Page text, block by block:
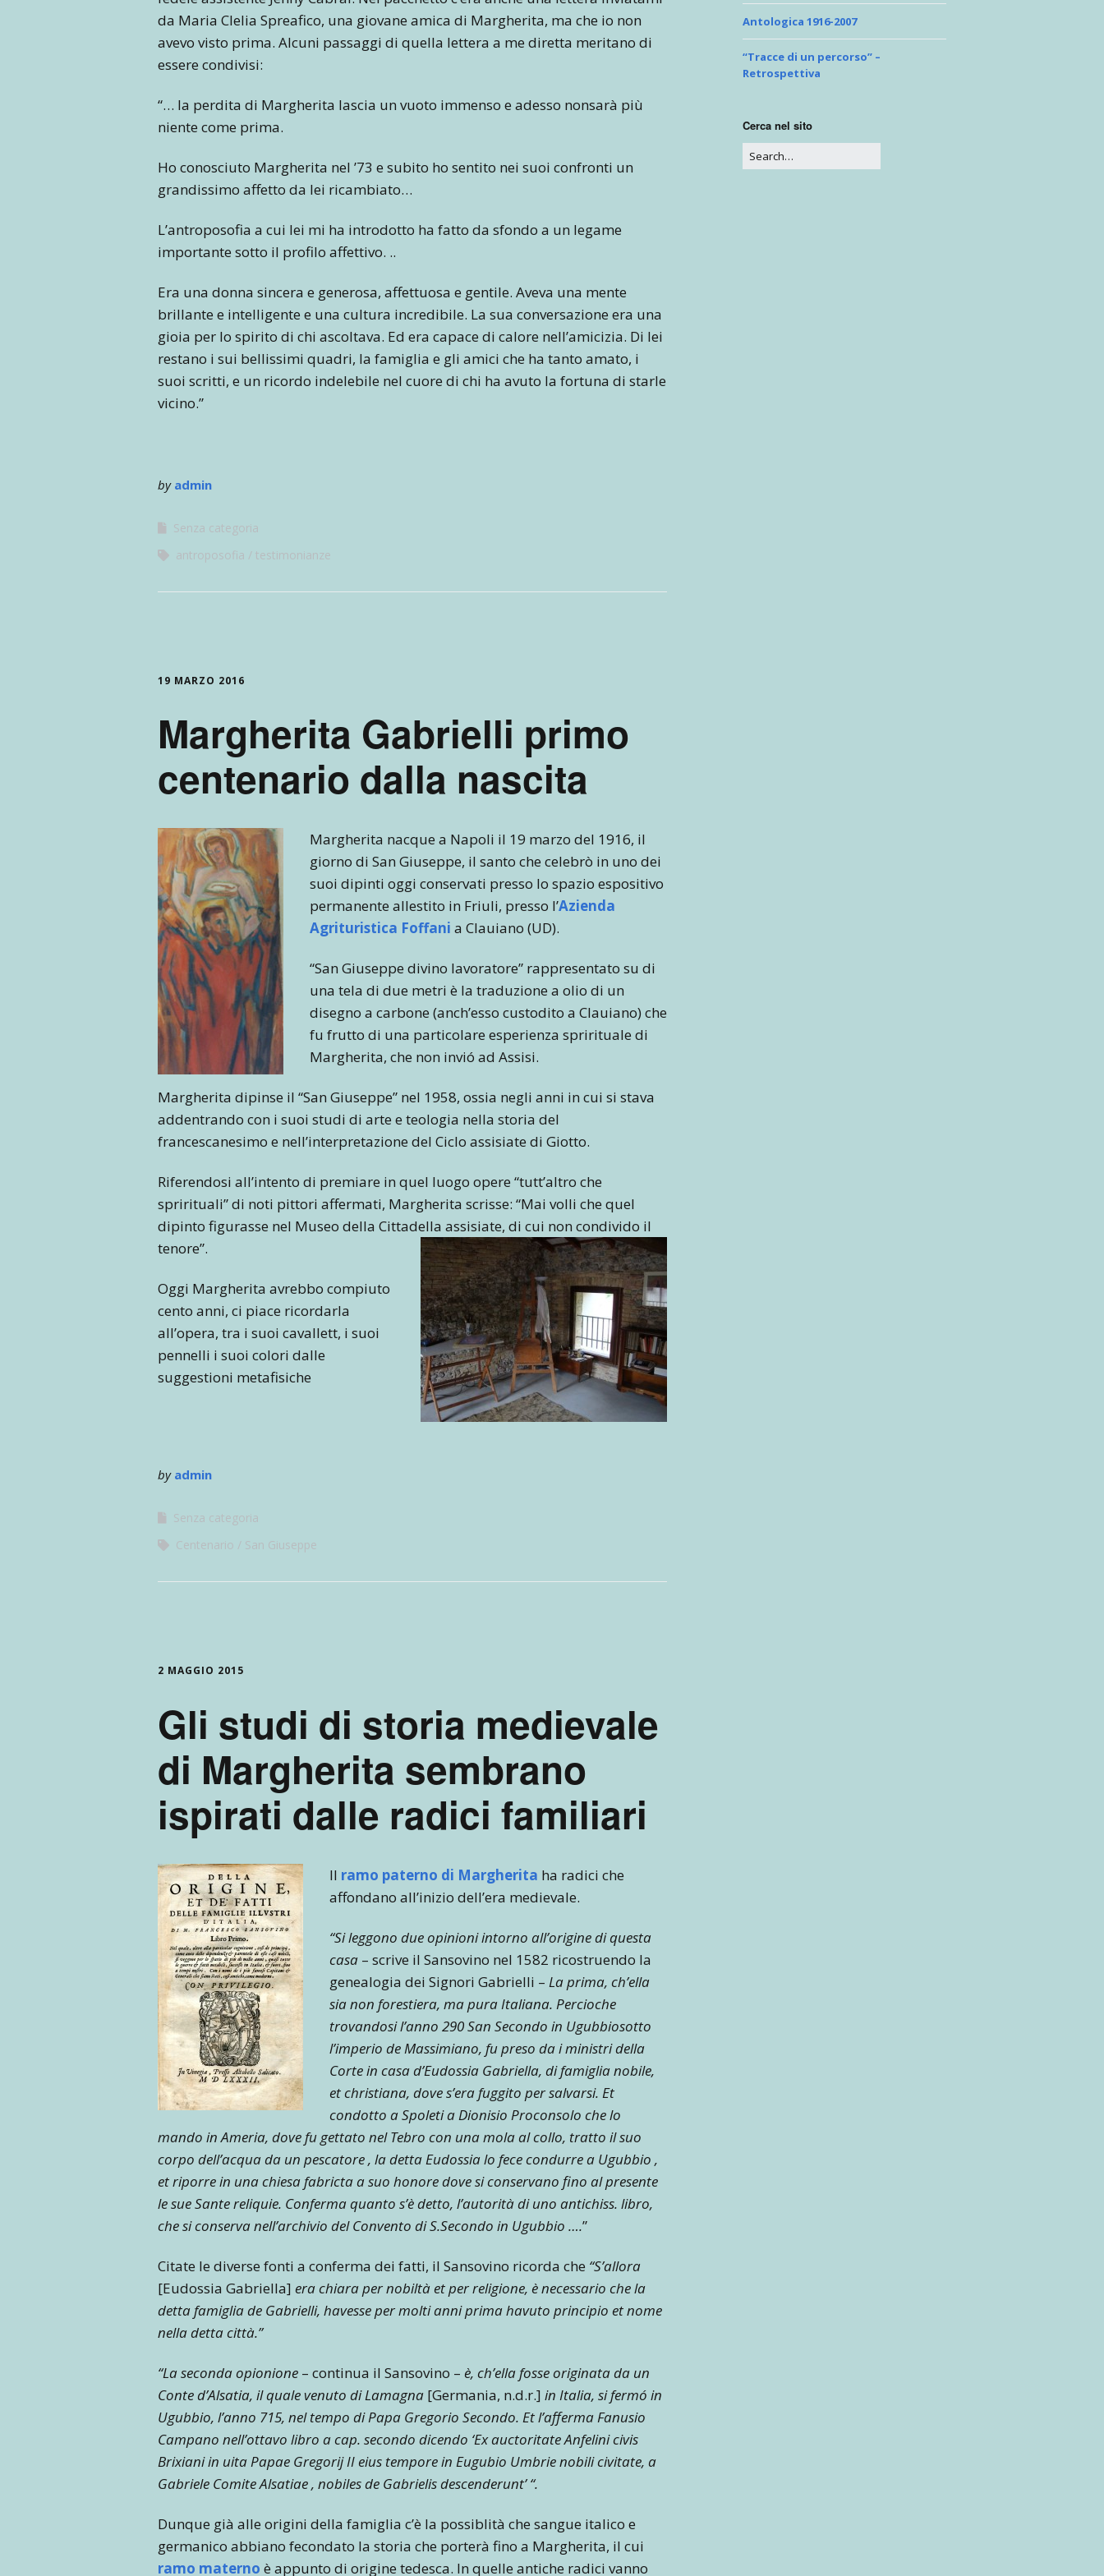
da Maria Clelia Spreafico, una giovane amica di Margherita, ma che io non
avevo visto prima. Alcuni passaggi di quella lettera a me diretta meritano di
essere condivisi:
“… la perdita di Margherita lascia un vuoto immenso e adesso nonsarà più
niente come prima.
Ho conosciuto Margherita nel ’73 e subito ho sentito nei suoi confronti un
grandissimo affetto da lei ricambiato…
L’antroposofia a cui lei mi ha introdotto ha fatto da sfondo a un legame
importante sotto il profilo affettivo. ..
Era una donna sincera e generosa, affettuosa e gentile. Aveva una mente
brillante e intelligente e una cultura incredibile. La sua conversazione era una
gioia per lo spirito di chi ascoltava. Ed era capace di calore nell’amicizia. Di lei
restano i sui bellissimi quadri, la famiglia e gli amici che ha tanto amato, i
suoi scritti, e un ricordo indelebile nel cuore di chi ha avuto la fortuna di starle
vicino.”
by admin
Senza categoria
antroposofia
testimonianze
19 MARZO 2016
Margherita Gabrielli primo
centenario dalla nascita
Margherita nacque a Napoli il 19 marzo del 1916, il
giorno di San Giuseppe, il santo che celebrò in uno dei
suoi dipinti oggi conservati presso lo spazio espositivo
permanente allestito in Friuli, presso l’Azienda
Agrituristica Foffani a Clauiano (UD).
“San Giuseppe divino lavoratore” rappresentato su di
una tela di due metri è la traduzione a olio di un
disegno a carbone (anch’esso custodito a Clauiano) che
fu frutto di una particolare esperienza sprirituale di
Margherita, che non invió ad Assisi.
Margherita dipinse il “San Giuseppe” nel 1958, ossia negli anni in cui si stava
addentrando con i suoi studi di arte e teologia nella storia del
francescanesimo e nell’interpretazione del Ciclo assisiate di Giotto.
Riferendosi all’intento di premiare in quel luogo opere “tutt’altro che
sprirituali” di noti pittori affermati, Margherita scrisse: “Mai volli che quel
dipinto figurasse nel Museo della Cittadella assisiate, di cui non condivido il
tenore”.
Oggi Margherita avrebbo compiuto
cento anni, ci piace ricordarla
all’opera, tra i suoi cavallett, i suoi
pennelli i suoi colori dalle
suggestioni metafisiche
by admin
Senza categoria
Centenario
San Giuseppe
2 MAGGIO 2015
Gli studi di storia medievale
di Margherita sembrano
ispirati dalle radici familiari
Il ramo paterno di Margherita ha radici che
affondano all’inizio dell’era medievale.
“Si leggono due opinioni intorno all’origine di questa
casa – scrive il Sansovino nel 1582 ricostruendo la
genealogia dei Signori Gabrielli – La prima, ch’ella
sia non forestiera, ma pura Italiana. Percioche
trovandosi l’anno 290 San Secondo in Ugubbiosotto
l’imperio de Massimiano, fu preso da i ministri della
Corte in casa d’Eudossia Gabriella, di famiglia nobile,
et christiana, dove s’era fuggito per salvarsi. Et
condotto a Spoleti a Dionisio Proconsolo che lo
mando in Ameria, dove fu gettato nel Tebro con una mola al collo, tratto il suo
corpo dell’acqua da un pescatore , la detta Eudossia lo fece condurre a Ugubbio ,
et riporre in una chiesa fabricta a suo honore dove si conservano fino al presente
le sue Sante reliquie. Conferma quanto s’è detto, l’autorità di uno antichiss. libro,
che si conserva nell’archivio del Convento di S.Secondo in Ugubbio ….”
Citate le diverse fonti a conferma dei fatti, il Sansovino ricorda che “S’allora
[Eudossia Gabriella] era chiara per nobiltà et per religione, è necessario che la
detta famiglia de Gabrielli, havesse per molti anni prima havuto principio et nome
nella detta città.”
“La seconda opionione – continua il Sansovino – è, ch’ella fosse originata da un
Conte d’Alsatia, il quale venuto di Lamagna [Germania, n.d.r.] in Italia, si fermó in
Ugubbio, l’anno 715, nel tempo di Papa Gregorio Secondo. Et l’afferma Fanusio
Campano nell’ottavo libro a cap. secondo dicendo ‘Ex auctoritate Anfelini civis
Brixiani in uita Papae Gregorij II eius tempore in Eugubio Umbrie nobili civitate, a
Gabriele Comite Alsatiae , nobiles de Gabrielis descenderunt’ “.
Dunque già alle origini della famiglia c’è la possiblità che sangue italico e
germanico abbiano fecondato la storia che porterà fino a Margherita, il cui
ramo materno è appunto di origine tedesca. In quelle antiche radici vanno
Antologica 1916-2007
“Tracce di un percorso” –
Retrospettiva
Cerca nel sito